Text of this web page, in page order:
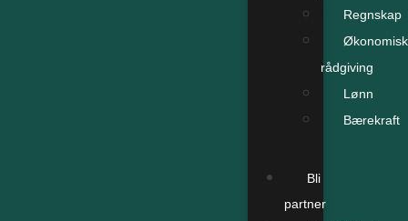
Regnskap
Økonomisk
rådgiving
Lønn
Bærekraft
Bli
partner